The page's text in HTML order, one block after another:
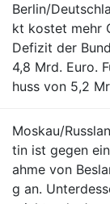
Berlin/
kt kostet mehr
Defizit der
4,8 Mrd. Euro.
huss von 5,2
Moskau/
tin ist gegen
ahme von
g an.